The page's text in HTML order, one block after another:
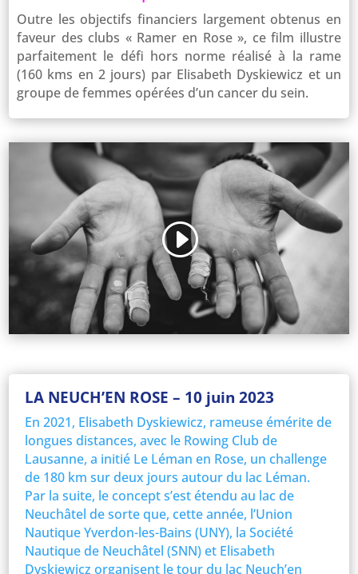
Outre les objectifs financiers largement obtenus en
faveur des clubs « Ramer en Rose », ce film illustre
parfaitement le défi hors norme réalisé à la rame
(160 kms en 2 jours) par Elisabeth Dyskiewicz et un
groupe de femmes opérées d’un cancer du sein.
LA NEUCH’EN ROSE – 10 juin 2023
En 2021, Elisabeth Dyskiewicz, rameuse émérite de
longues distances, avec le Rowing Club de
Lausanne, a initié Le Léman en Rose, un challenge
de 180 km sur deux jours autour du lac Léman.
Par la suite, le concept s’est étendu au lac de
Neuchâtel de sorte que, cette année, l’Union
Nautique Yverdon-les-Bains (UNY), la Société
Nautique de Neuchâtel (SNN) et Elisabeth
Dyskiewicz organisent le tour du lac Neuch’en